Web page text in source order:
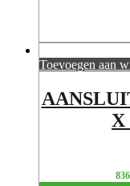
Toevoegen aan
X